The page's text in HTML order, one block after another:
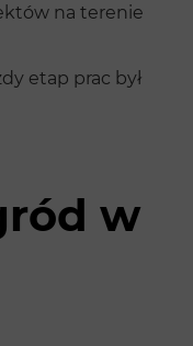
na terenie
etap prac był
w